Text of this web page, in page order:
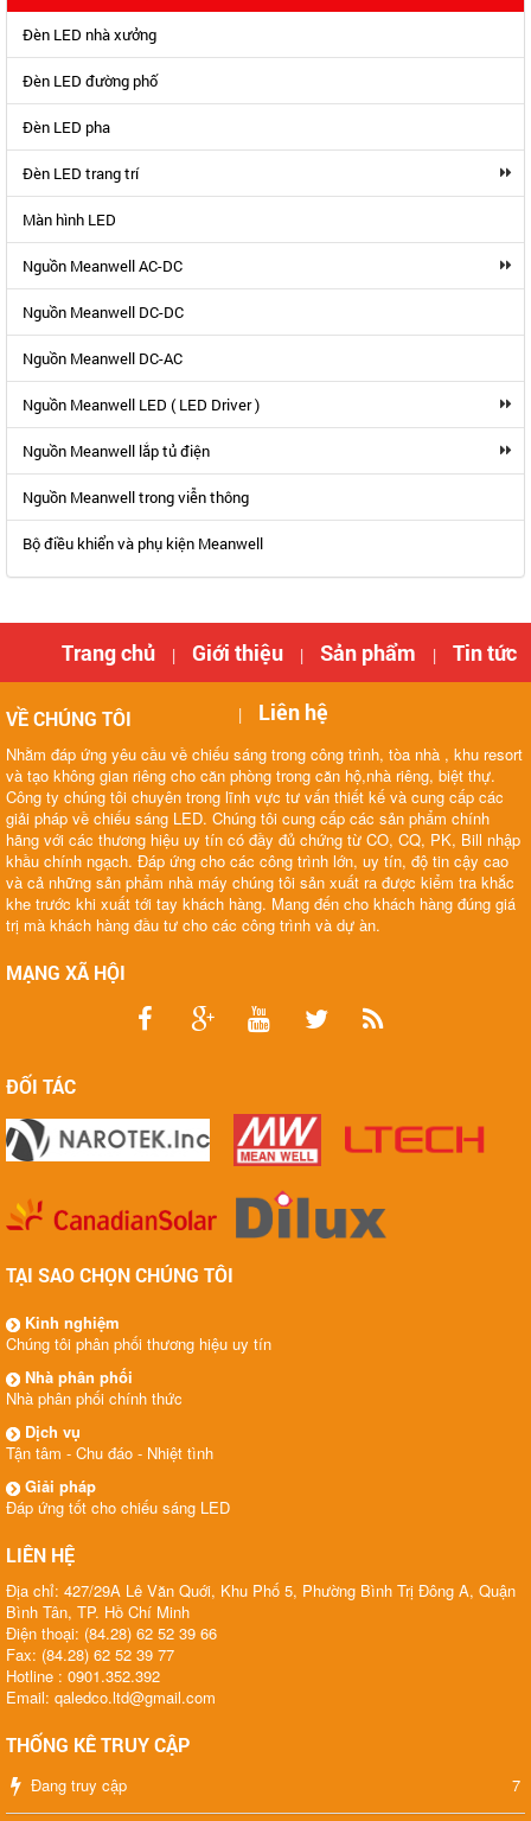
Đèn LED nhà xưởng
Đèn LED đường phố
Đèn LED pha
Đèn LED trang trí
Màn hình LED
Nguồn Meanwell AC-DC
Nguồn Meanwell DC-DC
Nguồn Meanwell DC-AC
Nguồn Meanwell LED ( LED Driver )
Nguồn Meanwell lắp tủ điện
Nguồn Meanwell trong viễn thông
Bộ điều khiển và phụ kiện Meanwell
Trang chủ | Giới thiệu | Sản phẩm | Tin tức
| Liên hệ
VỀ CHÚNG TÔI
Nhằm đáp ứng yêu cầu về chiếu sáng trong công trình, tòa nhà , khu resort
và tạo không gian riêng cho căn phòng trong căn hộ,nhà riêng, biệt thự.
Công ty chúng tôi chuyên trong lĩnh vực tư vấn thiết kế và cung cấp các
giải pháp về chiếu sáng LED. Chúng tôi cung cấp các sản phẩm chính
hãng với các thương hiệu uy tín có đầy đủ chứng từ CO, CQ, PK, Bill nhập
khầu chính ngạch. Đáp ứng cho các công trình lớn, uy tín, độ tin cậy cao
và cả những sản phẩm nhà máy chúng tôi sản xuất ra được kiểm tra khắc
khe trước khi xuất tới tay khách hàng. Mang đến cho khách hàng đúng giá
trị mà khách hàng đầu tư cho các công trình và dự àn.
MẠNG XÃ HỘI
ĐỐI TÁC
TẠI SAO CHỌN CHÚNG TÔI
Kinh nghiệm
Chúng tôi phân phối thương hiệu uy tín
Nhà phân phối
Nhà phân phối chính thức
Dịch vụ
Tận tâm - Chu đáo - Nhiệt tình
Giải pháp
Đáp ứng tốt cho chiếu sáng LED
LIÊN HỆ
Địa chỉ: 427/29A Lê Văn Quới, Khu Phố 5, Phường Bình Trị Đông A, Quận
Bình Tân, TP. Hồ Chí Minh
Điện thoại: (84.28) 62 52 39 66
Fax: (84.28) 62 52 39 77
Hotline : 0901.352.392
Email: qaledco.ltd@gmail.com
THỐNG KÊ TRUY CẬP
Đang truy cập 7